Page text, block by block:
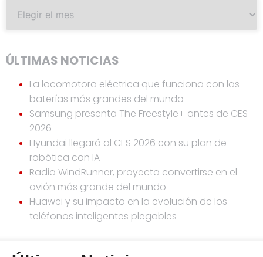
ÚLTIMAS NOTICIAS
La locomotora eléctrica que funciona con las
baterías más grandes del mundo
Samsung presenta The Freestyle+ antes de CES
2026
Hyundai llegará al CES 2026 con su plan de
robótica con IA
Radia WindRunner, proyecta convertirse en el
avión más grande del mundo
Huawei y su impacto en la evolución de los
teléfonos inteligentes plegables